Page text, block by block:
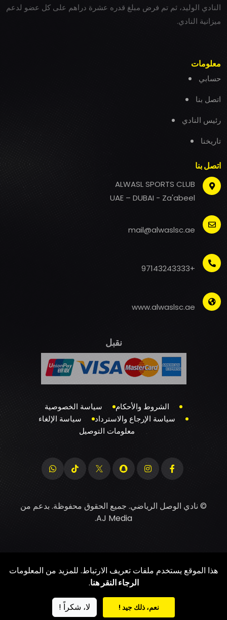
النادي الوليد، ثم تم فرض مبلغ قدره عشرة دراهم على كل عضو لدعم
ميزانية النادي.
معلومات
حسابي
اتصل بنا
رئيس النادي
تاريخنا
اتصل بنا
ALWASL SPORTS CLUB
UAE – DUBAI - Za'abeel
mail@alwaslsc.ae
+97143243333
www.alwaslsc.ae
نقبل
الشروط والأحكام
سياسة الخصوصية
سياسة الإرجاع والاسترداد
سياسة الإلغاء
معلومات التوصيل
© نادي الوصل الرياضي. جميع الحقوق محفوظة. بدعم من
AJ Media
.
هذا الموقع يستخدم ملفات تعريف الارتباط. للمزيد من المعلومات
الرجاء النقر هنا.
نعم، ذلك جيد ! لا، شكراً !